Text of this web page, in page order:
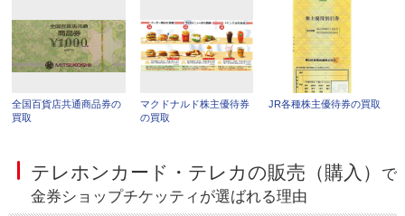
全国百貨店共通商品券の
買取
マクドナルド株主優待券
の買取
JR各種株主優待券の買取
テレホンカード・テレカの販売（購入）
で
金券ショップチケッティが選ばれる理由